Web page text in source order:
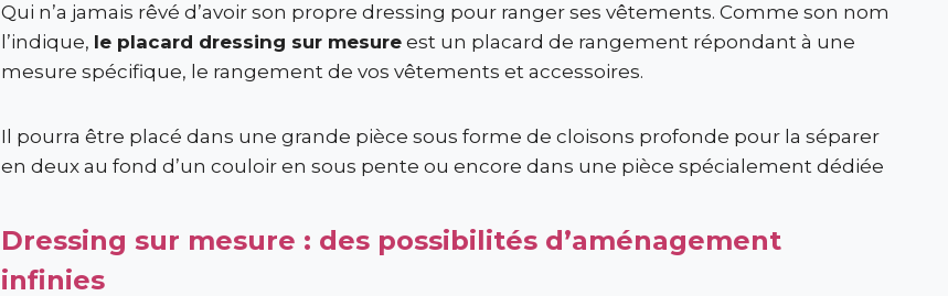
Qui n’a jamais rêvé d’avoir son propre dressing pour ranger ses vêtements. Comme son nom
l’indique, le placard dressing sur mesure est un placard de rangement répondant à une
mesure spécifique, le rangement de vos vêtements et accessoires.
Il pourra être placé dans une grande pièce sous forme de cloisons profonde pour la séparer
en deux au fond d’un couloir en sous pente ou encore dans une pièce spécialement dédiée
Dressing sur mesure : des possibilités d’aménagement
infinies